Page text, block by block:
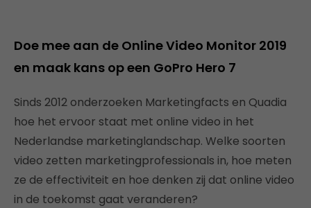
Doe mee aan de Online Video Monitor 2019
en maak kans op een GoPro Hero 7
Sinds 2012 onderzoeken Marketingfacts en Quadia
hoe het ervoor staat met online video in het
Nederlandse marketinglandschap. Welke soorten
video zetten marketingprofessionals in, hoe meten
ze de effectiviteit en hoe denken zij dat online video
in de toekomst gaat veranderen?